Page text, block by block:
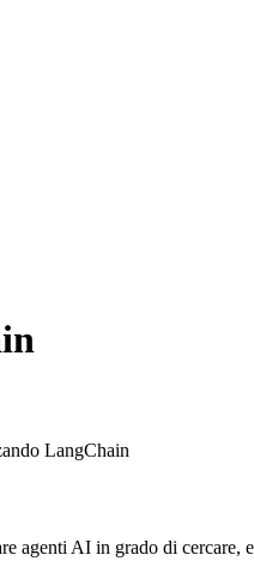
LangChain
agenti AI in grado di